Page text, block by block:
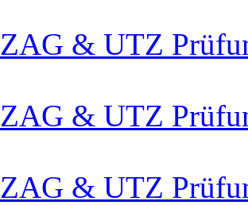
ZAG & UTZ
ZAG & UTZ
ZAG & UTZ